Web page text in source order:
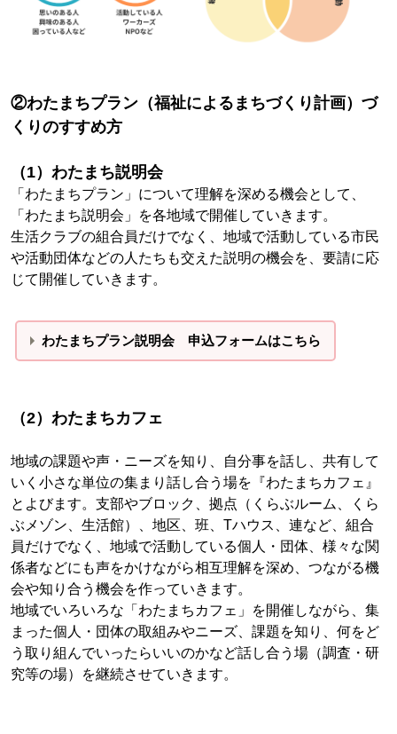
②わたまちプラン（福祉によるまちづくり計画）づ
くりのすすめ方
（1）わたまち説明会
「わたまちプラン」について理解を深める機会として、
「わたまち説明会」を各地域で開催していきます。
生活クラブの組合員だけでなく、地域で活動している市民
や活動団体などの人たちも交えた説明の機会を、要請に応
じて開催していきます。
わたまちプラン説明会 申込フォームはこちら
（2）わたまちカフェ
地域の課題や声・ニーズを知り、自分事を話し、共有して
いく小さな単位の集まり話し合う場を『わたまちカフェ』
とよびます。支部やブロック、拠点（くらぶルーム、くら
ぶメゾン、生活館）、地区、班、Tハウス、連など、組合
員だけでなく、地域で活動している個人・団体、様々な関
係者などにも声をかけながら相互理解を深め、つながる機
会や知り合う機会を作っていきます。
地域でいろいろな「わたまちカフェ」を開催しながら、集
まった個人・団体の取組みやニーズ、課題を知り、何をど
う取り組んでいったらいいのかなど話し合う場（調査・研
究等の場）を継続させていきます。